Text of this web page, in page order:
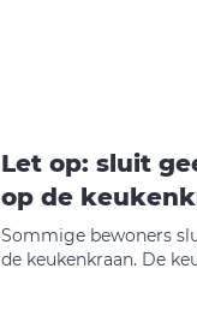
Let op: sluit
op de
Sommige bewoners
de keukenkraan. De